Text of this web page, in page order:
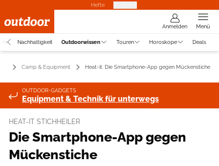
Hefte
Anmelden Menü
Nachhaltigkeit Outdoorwissen Touren Horoskope Deals
Camp & Equipment Heat-it: Die Smartphone-App gegen Mückenstiche
OUTDOOR-GADGETS
Equipment & Technik für unterwegs
HEAT-IT STICHHEILER
Die Smartphone-App gegen
Mückenstiche